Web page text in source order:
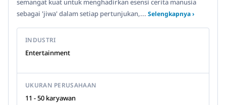
semangat kuat untuk menghadirkan esensi cerita manusia
sebagai 'jiwa' dalam setiap pertunjukan,... Selengkapnya ›
INDUSTRI
Entertainment
UKURAN PERUSAHAAN
11 - 50 karyawan